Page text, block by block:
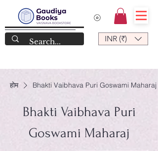
INR (₹)
होम Bhakti Vaibhava Puri Goswami Maharaj
Bhakti Vaibhava Puri
Goswami Maharaj